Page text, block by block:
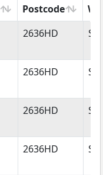
Postcode
Postcode
2636HD
2636HD
2636HD
2636HD